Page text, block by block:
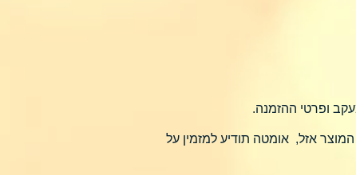
ופרטי ההזמנה.
אזל, אומטה תודיע למזמין על